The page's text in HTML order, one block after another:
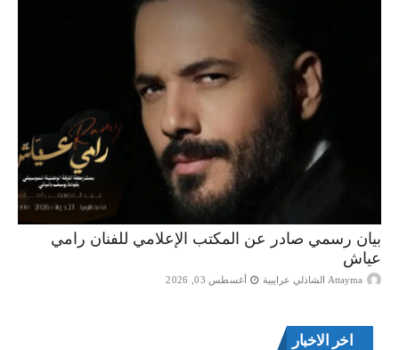
بيان رسمي صادر عن المكتب الإعلامي للفنان رامي
عياش
Attayma الشاذلي عرايبية أغسطس 03, 2026
اخر الاخبار